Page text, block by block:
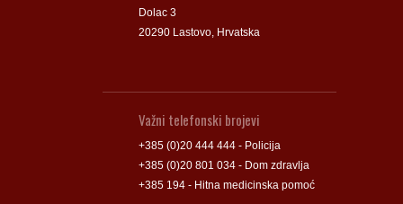
Dolac 3
20290 Lastovo, Hrvatska
Važni telefonski brojevi
+385 (0)20 444 444 - Policija
+385 (0)20 801 034 - Dom zdravlja
+385 194 - Hitna medicinska pomoć